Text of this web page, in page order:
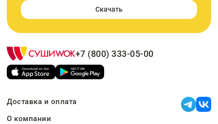
Скачать
+7 (800) 333-05-00
Доставка и оплата
О компании